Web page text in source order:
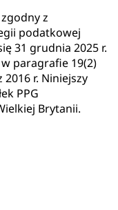
z
podatkowej
31 grudnia 2025 r.
paragrafie 19(2)
2016 r. Niniejszy
PPG
Brytanii.